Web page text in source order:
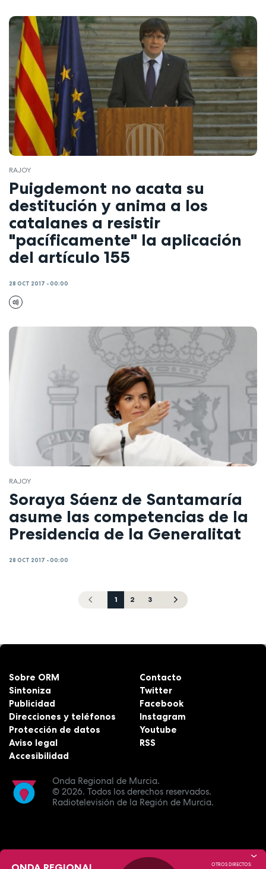
RAJOY
Puigdemont no acata su
destitución y anima a los
catalanes a resistir
"pacíficamente" la aplicación
del artículo 155
28 OCT 2017 - 00:00
RAJOY
Soraya Sáenz de Santamaría
asume las competencias de la
Presidencia de la Generalitat
28 OCT 2017 - 00:00
1 2 3
Onda Regional de Murcia.
© 2026. Todos los derechos reservados.
Radiotelevisión de la Región de Murcia.
Sobre ORM
Sintoniza
Publicidad
Direcciones y teléfonos
Protección de datos
Aviso legal
Accesibilidad
Contacto
Twitter
Facebook
Instagram
Youtube
RSS
OTROS DIRECTOS: